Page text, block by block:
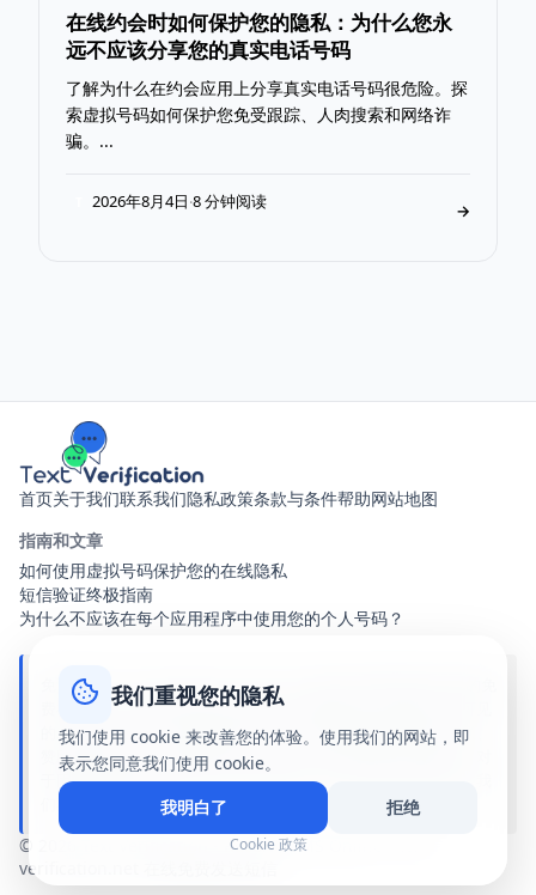
在线约会时如何保护您的隐私：为什么您永
远不应该分享您的真实电话号码
了解为什么在约会应用上分享真实电话号码很危险。探
索虚拟号码如何保护您免受跟踪、人肉搜索和网络诈
骗。...
2026年8月4日·8 分钟阅读 →
首页关于我们联系我们隐私政策条款与条件帮助网站地图
指南和文章
如何使用虚拟号码保护您的在线隐私
短信验证终极指南
为什么不应该在每个应用程序中使用您的个人号码？
免责声明：text-verification.net 是一个提供共享虚拟电话号码的免
费在线服务。收到的所有短信对访问此网站的任何人都是公开可见
的。我们与此网站上提到的任何品牌、应用程序或服务均无关联、
赞助或合作关系。使用我们的公共号码完全由您自己承担风险。对
于因使用我们的服务而产生的任何损害、账户停用或法律后果，我
们不承担任何责任。
© 2026 Text Verification - Receive SMS Online - text-
verification.net 在线免费发送短信
我们重视您的隐私
我们使用 cookie 来改善您的体验。使用我们的网站，即
表示您同意我们使用 cookie。
我明白了
拒绝
Cookie 政策